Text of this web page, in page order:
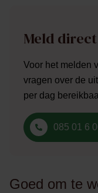
Meld
Voor het melden
vragen over de
per dag
085 01 6
Goed om te